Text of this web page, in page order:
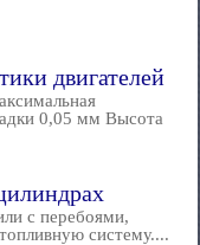
двигателей
0,05 мм Высота
с перебоями,
систему....